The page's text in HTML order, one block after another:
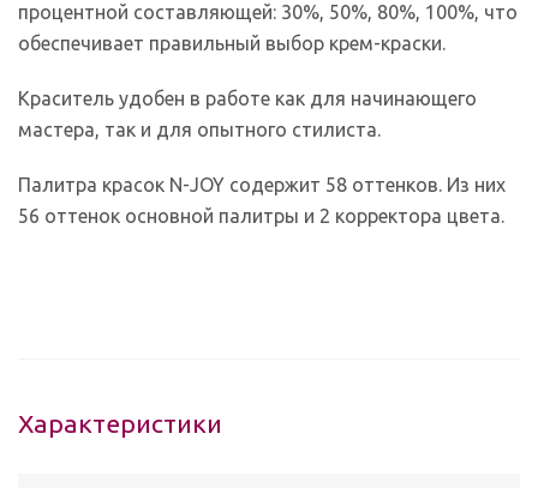
процентной составляющей: 30%, 50%, 80%, 100%, что
обеспечивает правильный выбор крем-краски.
Краситель удобен в работе как для начинающего
мастера, так и для опытного стилиста.
Палитра красок N-JOY содержит 58 оттенков. Из них
56 оттенок основной палитры и 2 корректора цвета.
Характеристики